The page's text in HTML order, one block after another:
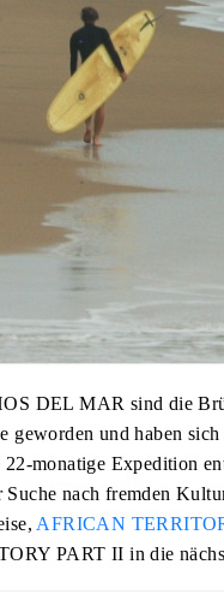
DEL MAR sind die
geworden und haben
22-monatige Expedition
nach fremden
AFRICAN
PART II in die